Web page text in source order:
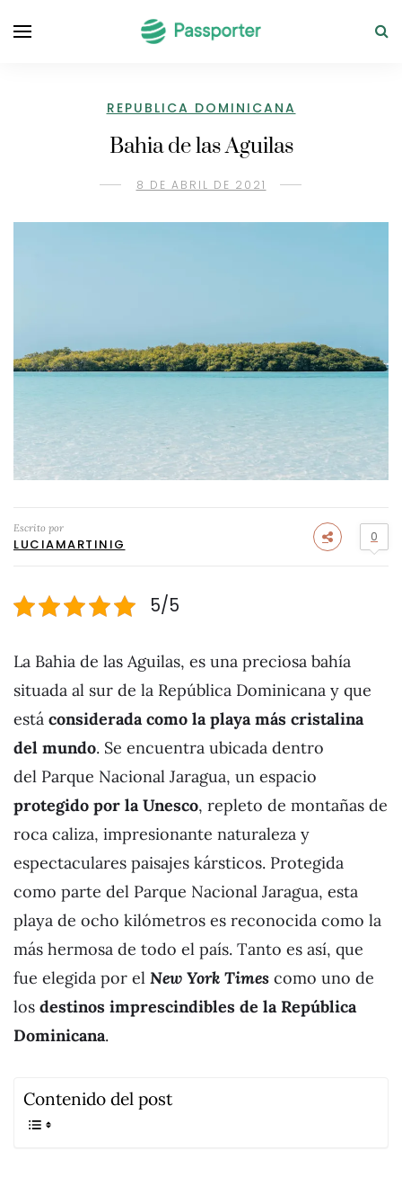
REPUBLICA DOMINICANA
Bahia de las Aguilas
8 DE ABRIL DE 2021
Escrito por
LUCIAMARTINIG 0
5/5
La Bahia de las Aguilas, es una preciosa bahía
situada al sur de la República Dominicana y que
está considerada como la playa más cristalina
del mundo. Se encuentra ubicada dentro
del Parque Nacional Jaragua, un espacio
protegido por la Unesco, repleto de montañas de
roca caliza, impresionante naturaleza y
espectaculares paisajes kársticos. Protegida
como parte del Parque Nacional Jaragua, esta
playa de ocho kilómetros es reconocida como la
más hermosa de todo el país. Tanto es así, que
fue elegida por el New York Times como uno de
los destinos imprescindibles de la República
Dominicana.
Contenido del post